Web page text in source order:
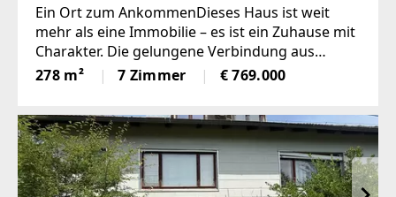
Ein Ort zum AnkommenDieses Haus ist weit
mehr als eine Immobilie – es ist ein Zuhause mit
Charakter. Die gelungene Verbindung aus
beeindruckender Naturkulisse, hochwertiger
Architektur und moderner Haustechnik schafft
278 m² 7 Zimmer € 769.000